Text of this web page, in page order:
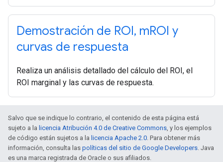
Demostración de ROI, mROI y
curvas de respuesta
Realiza un análisis detallado del cálculo del ROI, el
ROI marginal y las curvas de respuesta.
Salvo que se indique lo contrario, el contenido de esta página está
sujeto a la licencia Atribución 4.0 de Creative Commons, y los ejemplos
de código están sujetos a la licencia Apache 2.0. Para obtener más
información, consulta las políticas del sitio de Google Developers. Java
es una marca registrada de Oracle o sus afiliados.